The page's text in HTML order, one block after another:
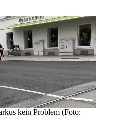
kein Problem (Foto: